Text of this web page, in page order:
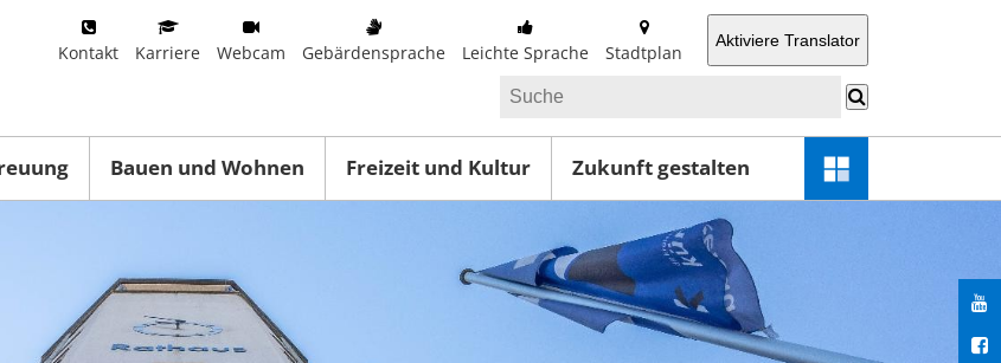
Kontakt Karriere Webcam Gebärdensprache Leichte Sprache Stadtplan
Aktiviere Translator
Bauen und Wohnen Freizeit und Kultur Zukunft gestalten
Schnellzugriff-
Menü